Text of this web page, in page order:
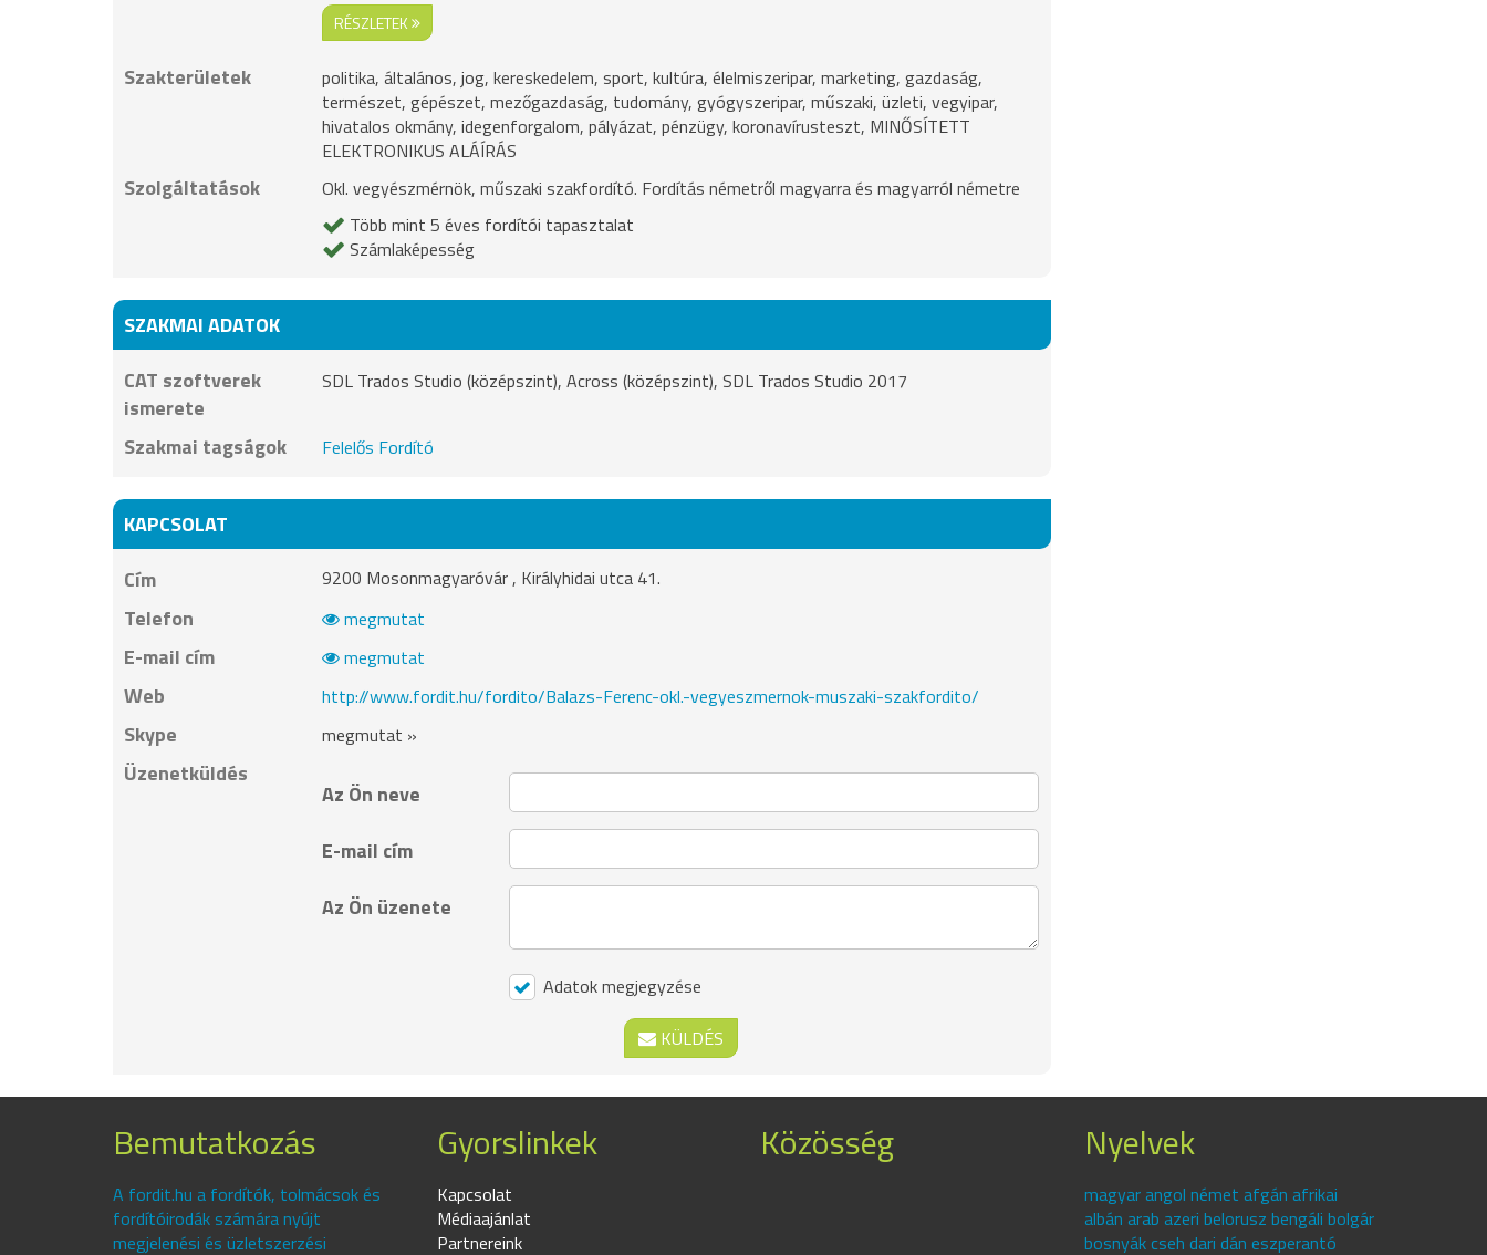
RÉSZLETEK
Szakterületek
politika, általános, jog, kereskedelem, sport, kultúra, élelmiszeripar, marketing, gazdaság,
természet, gépészet, mezőgazdaság, tudomány, gyógyszeripar, műszaki, üzleti, vegyipar,
hivatalos okmány, idegenforgalom, pályázat, pénzügy, koronavírusteszt, MINŐSÍTETT
ELEKTRONIKUS ALÁÍRÁS
Szolgáltatások
Okl. vegyészmérnök, műszaki szakfordító. Fordítás németről magyarra és magyarról németre
Több mint 5 éves fordítói tapasztalat
Számlaképesség
SZAKMAI ADATOK
CAT szoftverek
ismerete
SDL Trados Studio (középszint), Across (középszint), SDL Trados Studio 2017
Szakmai tagságok Felelős Fordító
KAPCSOLAT
Cím
9200 Mosonmagyaróvár , Királyhidai utca 41.
Telefon megmutat
E-mail cím megmutat
Web http://www.fordit.hu/fordito/Balazs-Ferenc-okl.-vegyeszmernok-muszaki-szakfordito/
Skype megmutat »
Üzenetküldés
Az Ön neve
E-mail cím
Az Ön üzenete
Adatok megjegyzése
KÜLDÉS
Bemutatkozás
A fordit.hu a fordítók, tolmácsok és
fordítóirodák számára nyújt
megjelenési és üzletszerzési
Gyorslinkek
Kapcsolat
Médiaajánlat
Partnereink
Közösség Nyelvek
magyar angol német afgán afrikai
albán arab azeri belorusz bengáli bolgár
bosnyák cseh dari dán eszperantó